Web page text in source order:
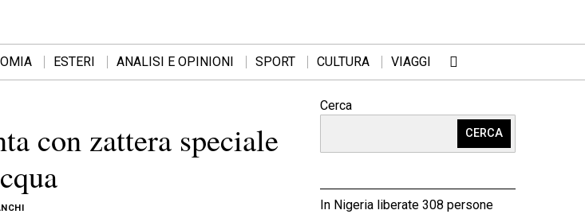
ESTERI ANALISI E OPINIONI SPORT CULTURA VIAGGI
con zattera speciale
Cerca
CERCA
In Nigeria liberate 308 persone